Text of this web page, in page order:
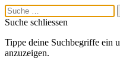
Suche schliessen
Tippe deine Suchbegriffe ein
anzuzeigen.